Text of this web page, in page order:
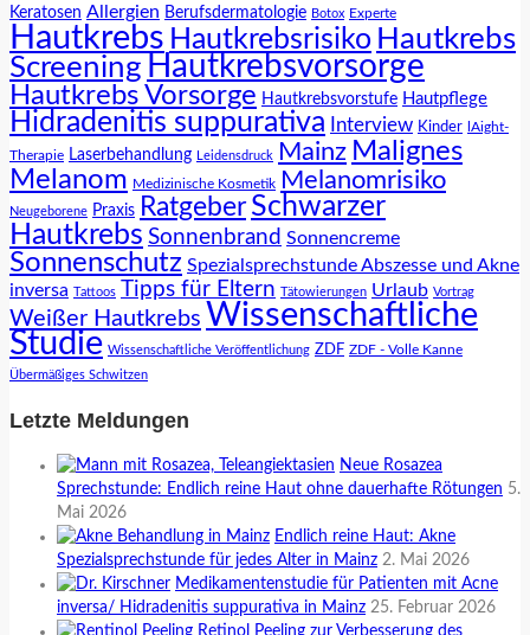
Keratosen Allergien Berufsdermatologie Botox Experte
Hautkrebs Hautkrebsrisiko Hautkrebs
Screening Hautkrebsvorsorge
Hautkrebs Vorsorge Hautkrebsvorstufe Hautpflege
Hidradenitis suppurativa Interview Kinder lAight-
Therapie Laserbehandlung Leidensdruck Mainz Malignes
Melanom Medizinische Kosmetik Melanomrisiko
Neugeborene Praxis Ratgeber Schwarzer
Hautkrebs Sonnenbrand Sonnencreme
Sonnenschutz Spezialsprechstunde Abszesse und Akne
inversa Tattoos Tipps für Eltern Tätowierungen Urlaub Vortrag
Weißer Hautkrebs Wissenschaftliche
Studie Wissenschaftliche Veröffentlichung ZDF ZDF - Volle Kanne
Übermäßiges Schwitzen
Letzte Meldungen
Neue Rosazea
Sprechstunde: Endlich reine Haut ohne dauerhafte Rötungen 5.
Mai 2026
Endlich reine Haut: Akne
Spezialsprechstunde für jedes Alter in Mainz 2. Mai 2026
Medikamentenstudie für Patienten mit Acne
inversa/ Hidradenitis suppurativa in Mainz 25. Februar 2026
Retinol Peeling zur Verbesserung des